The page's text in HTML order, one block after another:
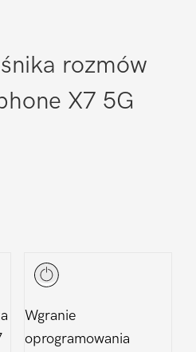
rozmów
X7 5G
Wgranie
oprogramowania